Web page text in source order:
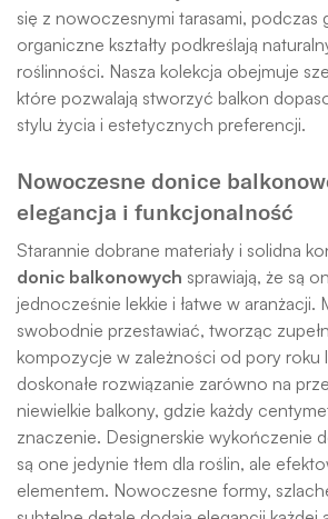
się z nowoczesnymi tarasami, podczas
organiczne kształty podkreślają
roślinności. Nasza kolekcja obejmuje
które pozwalają stworzyć balkon
stylu życia i estetycznych preferencji.
Nowoczesne donice
elegancja i funkcjonalność
Starannie dobrane materiały i solidna
donic balkonowych sprawiają, że są
jednocześnie lekkie i łatwe w aranżacji.
swobodnie przestawiać, tworząc
kompozycje w zależności od pory roku
doskonałe rozwiązanie zarówno na
niewielkie balkony, gdzie każdy
znaczenie. Designerskie wykończenie
są one jedynie tłem dla roślin, ale
elementem. Nowoczesne formy,